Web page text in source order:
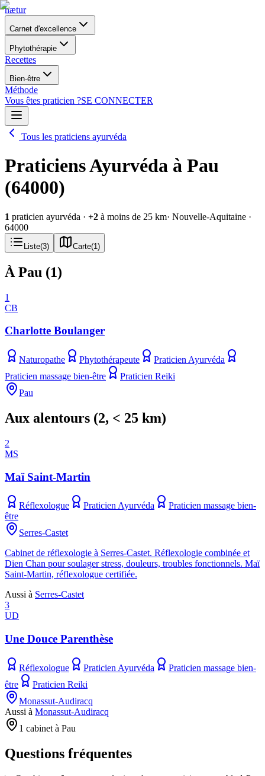
nætur
Carnet d'excellence
Phytothérapie
Recettes
Bien-être
Méthode
Vous êtes praticien ?SE CONNECTER
Tous les praticiens ayurvéda
Praticiens Ayurvéda à Pau
(64000)
1 praticien ayurvéda · +2 à moins de 25 km· Nouvelle-Aquitaine ·
64000
Liste(3) Carte(1 )
À Pau (1)
1
CB
Charlotte Boulanger
Naturopathe Phytothérapeute
Praticien Ayurvéda
Praticien massage bien-être
Praticien Reiki
Pau
Aux alentours (2, < 25 km)
2
MS
Maï Saint-Martin
Réflexologue Praticien Ayurvéda
Praticien massage bien-
être
Serres-Castet
Cabinet de réflexologie à Serres-Castet. Réflexologie combinée et
Dien Chan pour soulager stress, douleurs, troubles fonctionnels. Maï
Saint-Martin, réflexologue certifiée.
Aussi à Serres-Castet
3
UD
Une Douce Parenthèse
Réflexologue Praticien Ayurvéda
Praticien massage bien-
être
Praticien Reiki
Monassut-Audiracq
Aussi à Monassut-Audiracq
1 cabinet à Pau
Questions fréquentes